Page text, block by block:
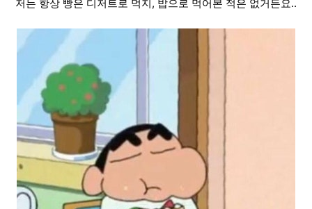
저는 항상 빵은 디저트로 먹지, 밥으로 먹어본 적은 없거든요..